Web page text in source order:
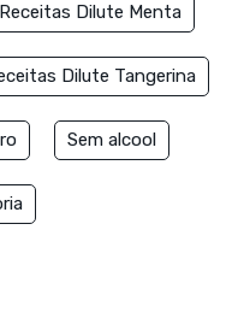
Receitas Dilute Menta
Dilute Tangerina
Sem alcool